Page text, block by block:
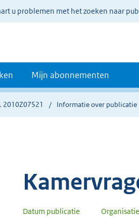
u problemen met het zoeken naar
Mijn abonnementen
2010Z07521 Informatie over publicatie
Datum publicatie Organisatie